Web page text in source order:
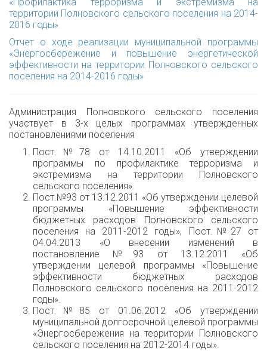
территории Полновского сельского поселения на 2014-
2016 годы»
Отчет о ходе реализации муниципальной программы
«Энергосбережение и повышение энергетической
эффективности на территории Полновского сельского
поселения на 2014-2016 годы»
Администрация Полновского сельского поселения
участвует в 3-х целых программах утвержденных
постановлениями поселения
Пост.№78 от 14.10.2011 «Об утверждении
программы по профилактике терроризма и
экстремизма на территории Полновского
сельского поселения».
Пост.№93 от 13.12.2011 «Об утверждении целевой
программы «Повышение эффективности
бюджетных расходов Полновского сельского
поселения на 2011-2012 годы», Пост.№27 от
04.04.2013 «О внесении изменений в
постановление №93 от 13.12.2011 «Об
утверждении целевой программы «Повышение
эффективности бюджетных расходов
Полновского сельского поселения на 2011-2012
годы».
Пост.№85 от 01.06.2012 «Об утверждении
муниципальной долгосрочной целевой программы
«Энергосбережения на территории Полновского
сельского поселения на 2012-2014 годы».